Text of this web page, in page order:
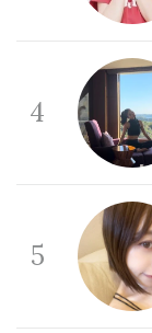
4
5